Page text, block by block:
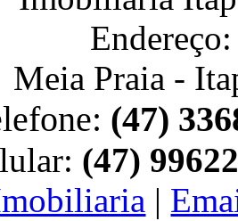
Meia Praia -
(47)
(47)
|